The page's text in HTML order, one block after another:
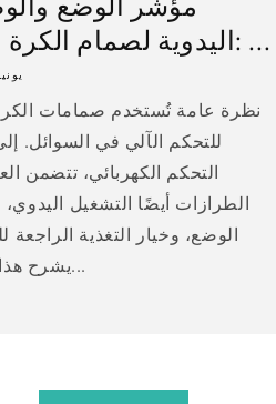
اليدوية لصمام الكرة الآلي: ...
30 يونيو
نظرة عامة تُستخدم صمامات الكرة
للتحكم الآلي في السوائل.
التحكم الكهربائي، تتضمن
الطرازات أيضًا التشغيل
الوضع، وخيار التغذية الراجعة
يشرح هذا الدليل...